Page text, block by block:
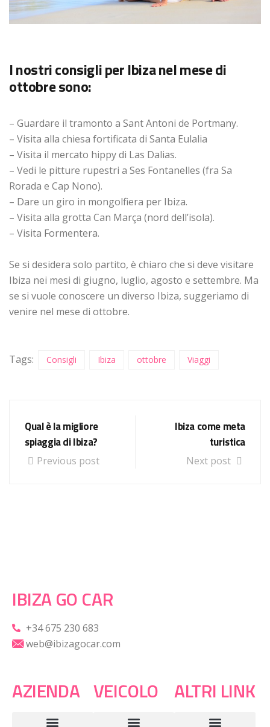
I nostri consigli per Ibiza nel mese di
ottobre sono:
– Guardare il tramonto a Sant Antoni de Portmany.
– Visita alla chiesa fortificata di Santa Eulalia
– Visita il mercato hippy di Las Dalias.
– Vedi le pitture rupestri a Ses Fontanelles (fra Sa
Rorada e Cap Nono).
– Dare un giro in mongolfiera per Ibiza.
– Visita alla grotta Can Marça (nord dell’isola).
– Visita Formentera.
Se si desidera solo partito, è chiaro che si deve visitare
Ibiza nei mesi di giugno, luglio, agosto e settembre. Ma
se si vuole conoscere un diverso Ibiza, suggeriamo di
venire nel mese di ottobre.
Tags: Consigli Ibiza ottobre Viaggi
Qual è la migliore
spiaggia di Ibiza?
Previous post
Ibiza come meta
turistica
Next post
IBIZA GO CAR
+34 675 230 683
web@ibizagocar.com
AZIENDA VEICOLO ALTRI LINK